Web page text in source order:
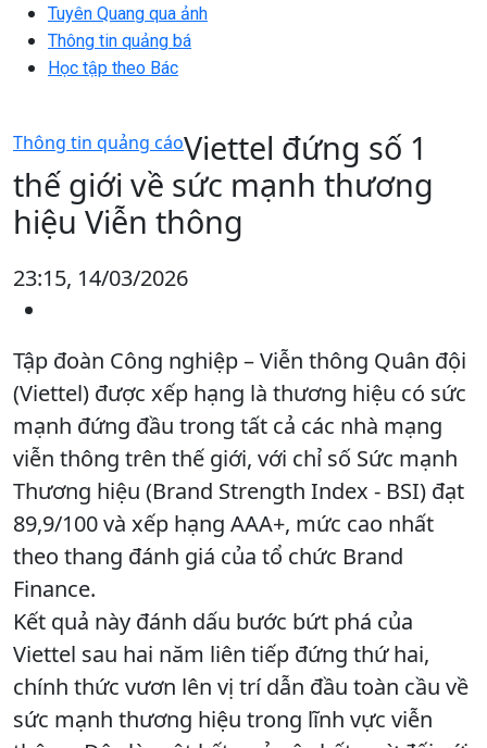
Tuyên Quang qua ảnh
Thông tin quảng bá
Học tập theo Bác
Thông tin quảng cáoViettel đứng số 1
thế giới về sức mạnh thương
hiệu Viễn thông
23:15, 14/03/2026
Tập đoàn Công nghiệp – Viễn thông Quân đội
(Viettel) được xếp hạng là thương hiệu có sức
mạnh đứng đầu trong tất cả các nhà mạng
viễn thông trên thế giới, với chỉ số Sức mạnh
Thương hiệu (Brand Strength Index - BSI) đạt
89,9/100 và xếp hạng AAA+, mức cao nhất
theo thang đánh giá của tổ chức Brand
Finance.
Kết quả này đánh dấu bước bứt phá của
Viettel sau hai năm liên tiếp đứng thứ hai,
chính thức vươn lên vị trí dẫn đầu toàn cầu về
sức mạnh thương hiệu trong lĩnh vực viễn